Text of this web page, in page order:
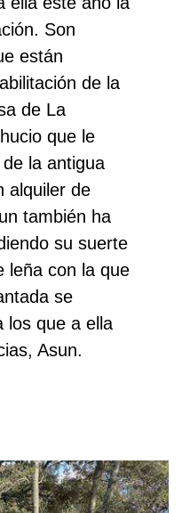
Son
están
de la
de La
que le
la antigua
alquiler de
también ha
su suerte
leña con la que
se
los que a ella
Asun.